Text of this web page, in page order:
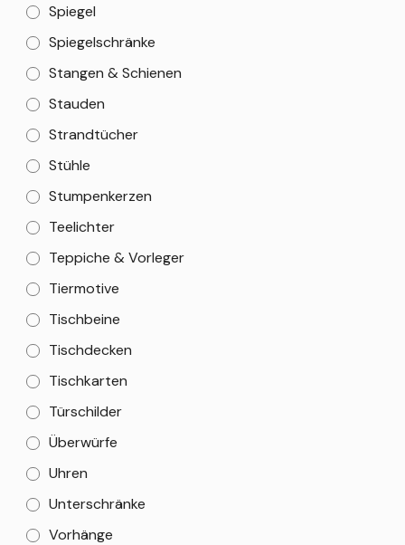
Spiegel
Spiegelschränke
Stangen & Schienen
Stauden
Strandtücher
Stühle
Stumpenkerzen
Teelichter
Teppiche & Vorleger
Tiermotive
Tischbeine
Tischdecken
Tischkarten
Türschilder
Überwürfe
Uhren
Unterschränke
Vorhänge